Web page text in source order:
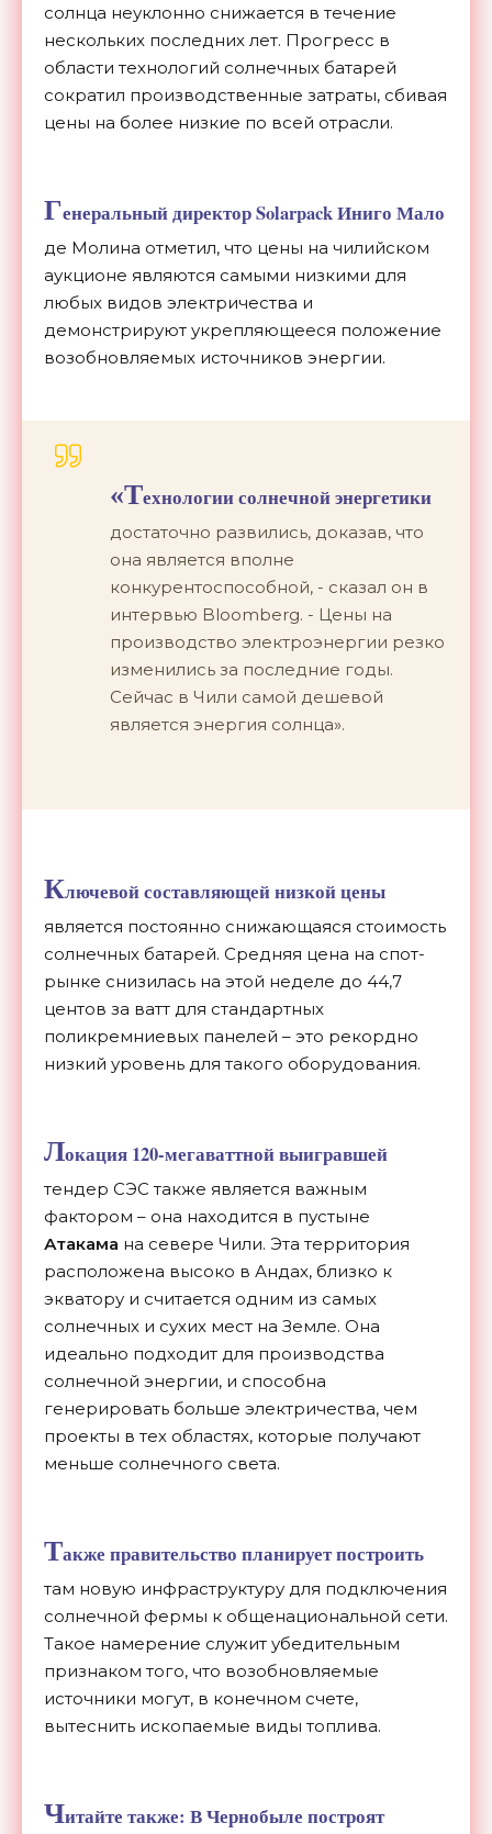
солнца неуклонно снижается в течение
нескольких последних лет. Прогресс в
области технологий солнечных батарей
сократил производственные затраты, сбивая
цены на более низкие по всей отрасли.
Генеральный директор Solarpack Иниго Мало
де Молина отметил, что цены на чилийском
аукционе являются самыми низкими для
любых видов электричества и
демонстрируют укрепляющееся положение
возобновляемых источников энергии.
«Технологии солнечной энергетики
достаточно развились, доказав, что
она является вполне
конкурентоспособной, - сказал он в
интервью Bloomberg. - Цены на
производство электроэнергии резко
изменились за последние годы.
Сейчас в Чили самой дешевой
является энергия солнца».
Ключевой составляющей низкой цены
является постоянно снижающаяся стоимость
солнечных батарей. Средняя цена на спот-
рынке снизилась на этой неделе до 44,7
центов за ватт для стандартных
поликремниевых панелей – это рекордно
низкий уровень для такого оборудования.
Локация 120-мегаваттной выигравшей
тендер СЭС также является важным
фактором – она находится в пустыне
Атакама на севере Чили. Эта территория
расположена высоко в Андах, близко к
экватору и считается одним из самых
солнечных и сухих мест на Земле. Она
идеально подходит для производства
солнечной энергии, и способна
генерировать больше электричества, чем
проекты в тех областях, которые получают
меньше солнечного света.
Также правительство планирует построить
там новую инфраструктуру для подключения
солнечной фермы к общенациональной сети.
Такое намерение служит убедительным
признаком того, что возобновляемые
источники могут, в конечном счете,
вытеснить ископаемые виды топлива.
Читайте также: В Чернобыле построят